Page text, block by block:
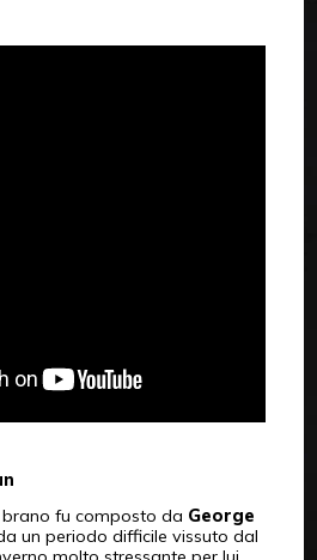
fu composto da George
un periodo difficile vissuto dal